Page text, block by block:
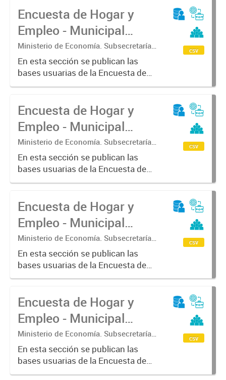
Encuesta de Hogar y
Empleo - Municipal
(EHE-M) - Morón
Ministerio de Economía. Subsecretaría
de Coordinación Económica y
Estadística. Dirección Provincial de
Estadística.
En esta sección se publican las
bases usuarias de la Encuesta de
Hogar y Empleo - Municipal (EHE-
csv
Encuesta de Hogar y
Empleo - Municipal
(EHE-M) - Lanús
Ministerio de Economía. Subsecretaría
de Coordinación Económica y
Estadística. Dirección Provincial de
Estadística.
En esta sección se publican las
bases usuarias de la Encuesta de
Hogar y Empleo - Municipal (EHE-
csv
Encuesta de Hogar y
Empleo - Municipal
(EHE-M) - Junín
Ministerio de Economía. Subsecretaría
de Coordinación Económica y
Estadística. Dirección Provincial de
Estadística.
En esta sección se publican las
bases usuarias de la Encuesta de
Hogar y Empleo - Municipal (EHE-
csv
Encuesta de Hogar y
Empleo - Municipal
(EHE-M) - Escobar
Ministerio de Economía. Subsecretaría
de Coordinación Económica y
Estadística. Dirección Provincial de
Estadística.
En esta sección se publican las
bases usuarias de la Encuesta de
Hogar y Empleo - Municipal (EHE-
csv